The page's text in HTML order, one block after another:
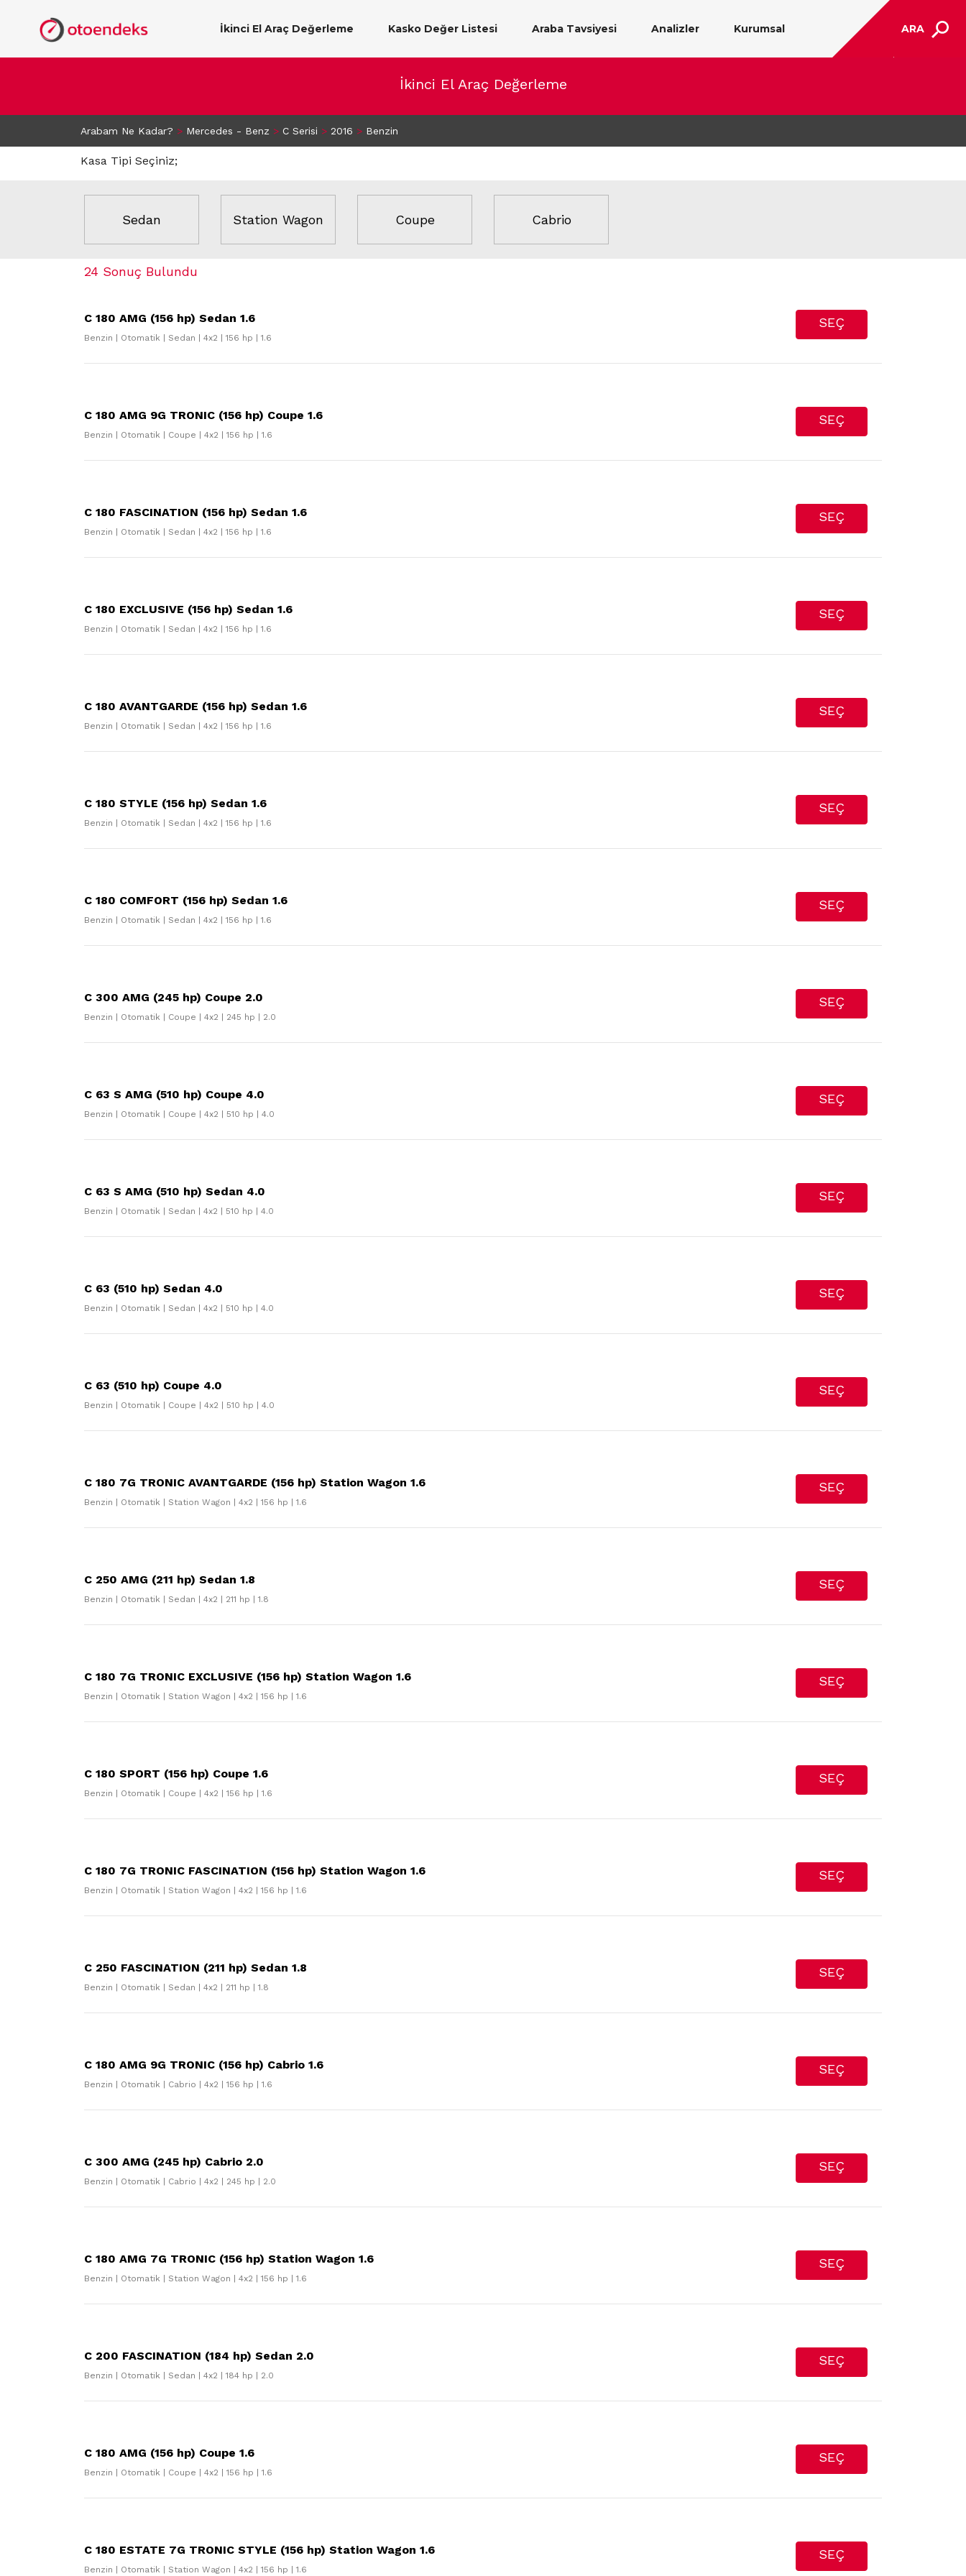
İkinci El Araç Değerleme Kasko Değer Listesi Araba Tavsiyesi Analizler Kurumsal ARA
İkinci El Araç Değerleme
Arabam Ne Kadar? > Mercedes - Benz > C Serisi > 2016 > Benzin
Kasa Tipi Seçiniz;
Sedan Station Wagon Coupe Cabrio
24 Sonuç Bulundu
SEÇ
C 180 AMG (156 hp) Sedan 1.6
Benzin | Otomatik | Sedan | 4x2 | 156 hp | 1.6
SEÇ
C 180 AMG 9G TRONIC (156 hp) Coupe 1.6
Benzin | Otomatik | Coupe | 4x2 | 156 hp | 1.6
SEÇ
C 180 FASCINATION (156 hp) Sedan 1.6
Benzin | Otomatik | Sedan | 4x2 | 156 hp | 1.6
SEÇ
C 180 EXCLUSIVE (156 hp) Sedan 1.6
Benzin | Otomatik | Sedan | 4x2 | 156 hp | 1.6
SEÇ
C 180 AVANTGARDE (156 hp) Sedan 1.6
Benzin | Otomatik | Sedan | 4x2 | 156 hp | 1.6
SEÇ
C 180 STYLE (156 hp) Sedan 1.6
Benzin | Otomatik | Sedan | 4x2 | 156 hp | 1.6
SEÇ
C 180 COMFORT (156 hp) Sedan 1.6
Benzin | Otomatik | Sedan | 4x2 | 156 hp | 1.6
SEÇ
C 300 AMG (245 hp) Coupe 2.0
Benzin | Otomatik | Coupe | 4x2 | 245 hp | 2.0
SEÇ
C 63 S AMG (510 hp) Coupe 4.0
Benzin | Otomatik | Coupe | 4x2 | 510 hp | 4.0
SEÇ
C 63 S AMG (510 hp) Sedan 4.0
Benzin | Otomatik | Sedan | 4x2 | 510 hp | 4.0
SEÇ
C 63 (510 hp) Sedan 4.0
Benzin | Otomatik | Sedan | 4x2 | 510 hp | 4.0
SEÇ
C 63 (510 hp) Coupe 4.0
Benzin | Otomatik | Coupe | 4x2 | 510 hp | 4.0
SEÇ
C 180 7G TRONIC AVANTGARDE (156 hp) Station Wagon 1.6
Benzin | Otomatik | Station Wagon | 4x2 | 156 hp | 1.6
SEÇ
C 250 AMG (211 hp) Sedan 1.8
Benzin | Otomatik | Sedan | 4x2 | 211 hp | 1.8
SEÇ
C 180 7G TRONIC EXCLUSIVE (156 hp) Station Wagon 1.6
Benzin | Otomatik | Station Wagon | 4x2 | 156 hp | 1.6
SEÇ
C 180 SPORT (156 hp) Coupe 1.6
Benzin | Otomatik | Coupe | 4x2 | 156 hp | 1.6
SEÇ
C 180 7G TRONIC FASCINATION (156 hp) Station Wagon 1.6
Benzin | Otomatik | Station Wagon | 4x2 | 156 hp | 1.6
SEÇ
C 250 FASCINATION (211 hp) Sedan 1.8
Benzin | Otomatik | Sedan | 4x2 | 211 hp | 1.8
SEÇ
C 180 AMG 9G TRONIC (156 hp) Cabrio 1.6
Benzin | Otomatik | Cabrio | 4x2 | 156 hp | 1.6
SEÇ
C 300 AMG (245 hp) Cabrio 2.0
Benzin | Otomatik | Cabrio | 4x2 | 245 hp | 2.0
SEÇ
C 180 AMG 7G TRONIC (156 hp) Station Wagon 1.6
Benzin | Otomatik | Station Wagon | 4x2 | 156 hp | 1.6
SEÇ
C 200 FASCINATION (184 hp) Sedan 2.0
Benzin | Otomatik | Sedan | 4x2 | 184 hp | 2.0
SEÇ
C 180 AMG (156 hp) Coupe 1.6
Benzin | Otomatik | Coupe | 4x2 | 156 hp | 1.6
SEÇ
C 180 ESTATE 7G TRONIC STYLE (156 hp) Station Wagon 1.6
Benzin | Otomatik | Station Wagon | 4x2 | 156 hp | 1.6